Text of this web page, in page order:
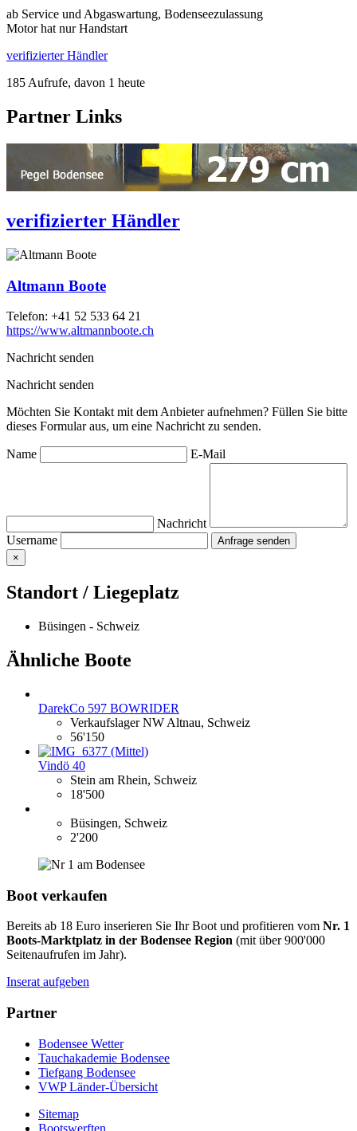
ab Service und Abgaswartung, Bodenseezulassung
Motor hat nur Handstart
verifizierter Händler
185 Aufrufe, davon 1 heute
Partner Links
verifizierter Händler
Altmann Boote
Telefon: +41 52 533 64 21
https://www.altmannboote.ch
Nachricht senden
Nachricht senden
Möchten Sie Kontakt mit dem Anbieter aufnehmen? Füllen Sie bitte
dieses Formular aus, um eine Nachricht zu senden.
Name E-Mail
Nachricht
Username
×
Standort / Liegeplatz
Büsingen - Schweiz
Ähnliche Boote
DarekCo 597 BOWRIDER
Verkaufslager NW Altnau, Schweiz
56'150
Vindö 40
Stein am Rhein, Schweiz
18'500
Büsingen, Schweiz
2'200
Boot verkaufen
Bereits ab 18 Euro inserieren Sie Ihr Boot und profitieren vom Nr. 1
Boots-Marktplatz in der Bodensee Region (mit über 900'000
Seitenaufrufen im Jahr).
Inserat aufgeben
Partner
Bodensee Wetter
Tauchakademie Bodensee
Tiefgang Bodensee
VWP Länder-Übersicht
Sitemap
Bootswerften